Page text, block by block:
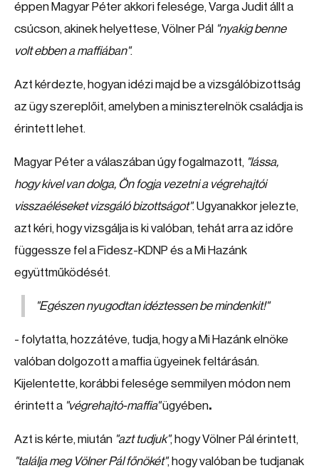
éppen Magyar Péter akkori felesége, Varga Judit állt a
csúcson, akinek helyettese, Völner Pál "nyakig benne
volt ebben a maffiában".
Azt kérdezte, hogyan idézi majd be a vizsgálóbizottság
az ügy szereplőit, amelyben a miniszterelnök családja is
érintett lehet.
Magyar Péter a válaszában úgy fogalmazott, "lássa,
hogy kivel van dolga, Ön fogja vezetni a végrehajtói
visszaéléseket vizsgáló bizottságot". Ugyanakkor jelezte,
azt kéri, hogy vizsgálja is ki valóban, tehát arra az időre
függessze fel a Fidesz-KDNP és a Mi Hazánk
együttműködését.
"Egészen nyugodtan idéztessen be mindenkit!"
- folytatta, hozzátéve, tudja, hogy a Mi Hazánk elnöke
valóban dolgozott a maffia ügyeinek feltárásán.
Kijelentette, korábbi felesége semmilyen módon nem
érintett a "végrehajtó-maffia"ügyében.
Azt is kérte, miután "azt tudjuk", hogy Völner Pál érintett,
"találja meg Völner Pál főnökét", hogy valóban be tudjanak